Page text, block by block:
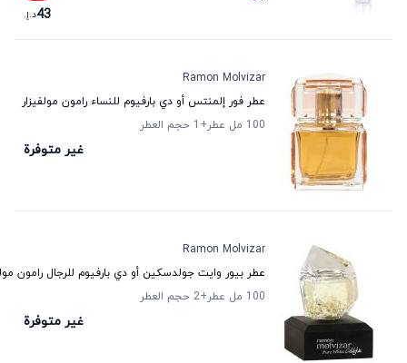
43د.إ.
Ramon Molvizar
عطر فور إلمنتس أو دي بارفيوم للنساء رامون مولفيزار
100 مل عطر
+1 حجم العطر
غير متوفرة
Ramon Molvizar
عطر بيور وايت جولدسكين أو دي بارفيوم للرجال رامون
100 مل عطر
+2 حجم العطر
غير متوفرة